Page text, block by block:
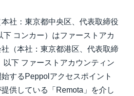
社：東京都中央区、代表取締役
下 コンカー）はファーストアカ
（本社：東京都港区、代表取締
以下 ファーストアカウンティン
するPeppolアクセスポイント
供している「Remota」を介し